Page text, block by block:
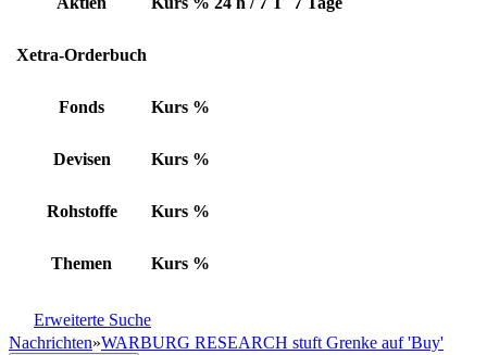
Xetra-Orderbuch
Fonds Kurs %
Devisen Kurs %
Rohstoffe Kurs %
Themen Kurs %
Erweiterte Suche
Nachrichten»WARBURG RESEARCH stuft Grenke auf 'Buy'